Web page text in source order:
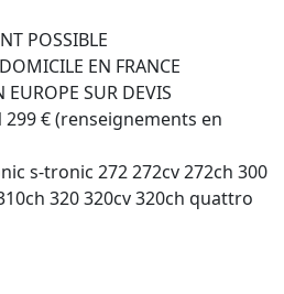
POSSIBLE
EN FRANCE
EUROPE SUR DEVIS
299 € (renseignements en
s-tronic 272 272cv 272ch 300
320 320cv 320ch quattro